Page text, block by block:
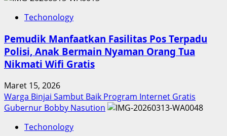
Techonology
Pemudik Manfaatkan Fasilitas Pos Terpadu
Polisi, Anak Bermain Nyaman Orang Tua
Nikmati Wifi Gratis
Maret 15, 2026
Warga Binjai Sambut Baik Program Internet Gratis
Gubernur Bobby Nasution
Techonology